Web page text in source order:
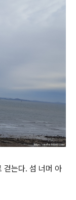
걷는다. 섬 너머 아